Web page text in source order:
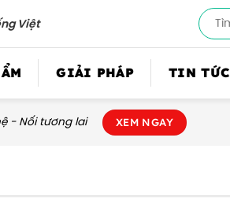
Việt
Số
GIẢI PHÁP TIN TỨC
- Nối tương lai XEM NGAY